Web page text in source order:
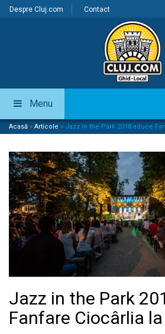
Despre Cluj.com Contact
Menu
Acasă » Articole » Jazz in the Park 2018 aduce
Jazz in the Park
Fanfare Ciocârlia